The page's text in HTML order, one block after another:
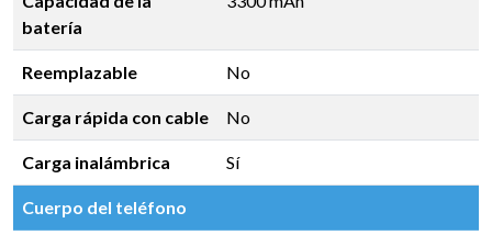
batería
Reemplazable No
Carga rápida con cable No
Carga inalámbrica Sí
Cuerpo del teléfono